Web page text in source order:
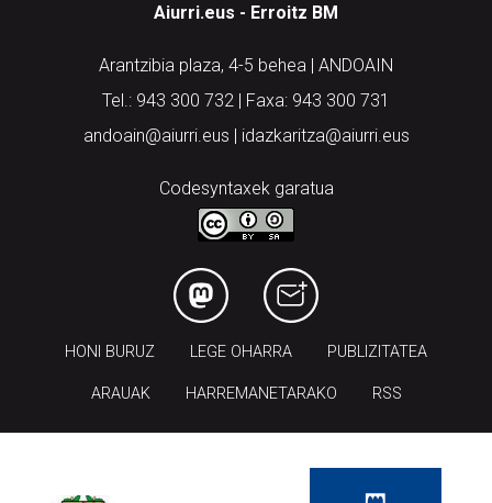
Aiurri.eus - Erroitz BM
Arantzibia plaza, 4-5 behea | ANDOAIN
Tel.: 943 300 732 | Faxa: 943 300 731
andoain@aiurri.eus | idazkaritza@aiurri.eus
Codesyntaxek garatua
HONI BURUZ LEGE OHARRA PUBLIZITATEA
ARAUAK HARREMANETARAKO RSS